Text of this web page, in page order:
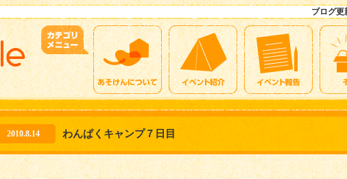
ブログ更新中です！
2010.8.14 わんぱくキャンプ７日目